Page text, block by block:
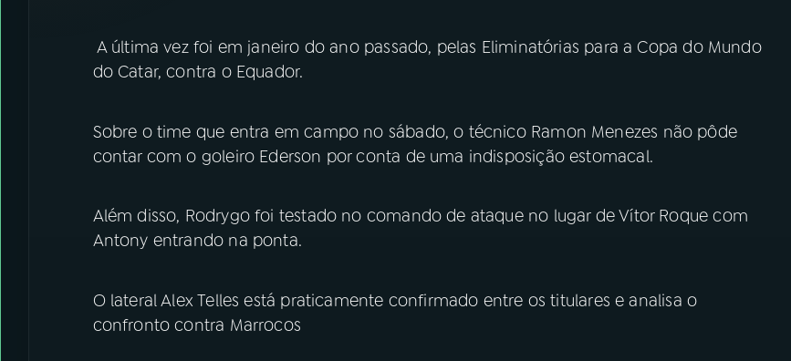
A última vez foi em janeiro do ano passado, pelas Eliminatórias para a Copa do Mundo
do Catar, contra o Equador.
Sobre o time que entra em campo no sábado, o técnico Ramon Menezes não pôde
contar com o goleiro Ederson por conta de uma indisposição estomacal.
Além disso, Rodrygo foi testado no comando de ataque no lugar de Vítor Roque com
Antony entrando na ponta.
O lateral Alex Telles está praticamente confirmado entre os titulares e analisa o
confronto contra Marrocos